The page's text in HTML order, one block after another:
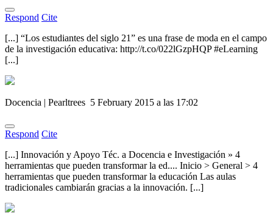
Respond Cite
[...] “Los estudiantes del siglo 21” es una frase de moda en el campo
de la investigación educativa: http://t.co/022lGzpHQP #eLearning
[...]
Docencia | Pearltrees 5 February 2015 a las 17:02
Respond Cite
[...] Innovación y Apoyo Téc. a Docencia e Investigación » 4
herramientas que pueden transformar la ed.... Inicio > General > 4
herramientas que pueden transformar la educación Las aulas
tradicionales cambiarán gracias a la innovación. [...]